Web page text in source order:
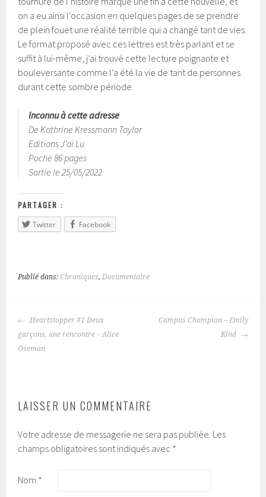
on a eu ainsi l’occasion en quelques pages de se prendre
de plein fouet une réalité terrible qui a changé tant de vies.
Le format proposé avec ces lettres est très parlant et se
suffit à lui-même, j’ai trouvé cette lecture poignante et
bouleversante comme l’a été la vie de tant de personnes
durant cette sombre période.
Inconnu à cette adresse
De Kathrine Kressmann Taylor
Editions J’ai Lu
Poche 86 pages
Sortie le 25/05/2022
PARTAGER :
Twitter
Facebook
Publié dans:Chroniques,Documentaire
NAVIGATION
DES
Heartstopper #1 Deux
garçons, une rencontre – Alice
Oseman
Campus Champion – Emily
Kind
LAISSER UN COMMENTAIRE
Votre adresse de messagerie ne sera pas publiée. Les
champs obligatoires sont indiqués avec *
Nom *